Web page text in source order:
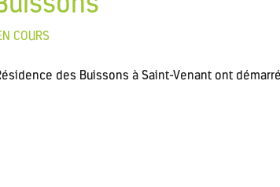
COURS
des Buissons à Saint-Venant ont